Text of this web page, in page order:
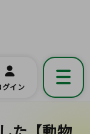
リ
開く
グイン